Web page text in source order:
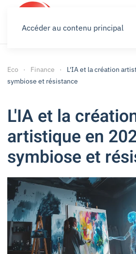
Accéder au contenu principal
Eco Finance
L'IA et la création
symbiose et résistance
L'IA et la
artistique en
symbiose et